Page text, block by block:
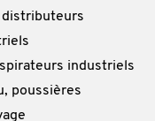
distributeurs
industriels
poussières